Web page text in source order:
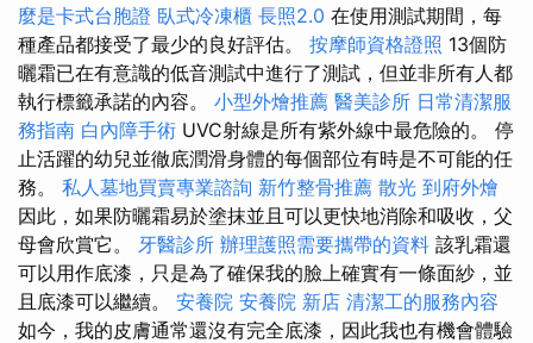
麼是卡式台胞證 臥式冷凍櫃 長照2.0 在使用測試期間，每
種產品都接受了最少的良好評估。 按摩師資格證照 13個防
曬霜已在有意識的低音測試中進行了測試，但並非所有人都
執行標籤承諾的內容。 小型外燴推薦 醫美診所 日常清潔服
務指南 白內障手術 UVC射線是所有紫外線中最危險的。 停
止活躍的幼兒並徹底潤滑身體的每個部位有時是不可能的任
務。 私人墓地買賣專業諮詢 新竹整骨推薦 散光 到府外燴
因此，如果防曬霜易於塗抹並且可以更快地消除和吸收，父
母會欣賞它。 牙醫診所 辦理護照需要攜帶的資料 該乳霜還
可以用作底漆，只是為了確保我的臉上確實有一條面紗，並
且底漆可以繼續。 安養院 安養院 新店 清潔工的服務內容
如今，我的皮膚通常還沒有完全底漆，因此我也有機會體驗